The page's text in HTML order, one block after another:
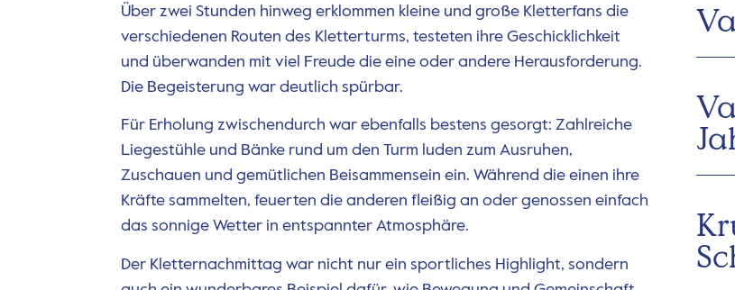
Über zwei Stunden hinweg erklommen kleine und große Kletterfans die
verschiedenen Routen des Kletterturms, testeten ihre Geschicklichkeit
und überwanden mit viel Freude die eine oder andere Herausforderung.
Die Begeisterung war deutlich spürbar.
Für Erholung zwischendurch war ebenfalls bestens gesorgt: Zahlreiche
Liegestühle und Bänke rund um den Turm luden zum Ausruhen,
Zuschauen und gemütlichen Beisammensein ein. Während die einen ihre
Kräfte sammelten, feuerten die anderen fleißig an oder genossen einfach
das sonnige Wetter in entspannter Atmosphäre.
Der Kletternachmittag war nicht nur ein sportliches Highlight, sondern